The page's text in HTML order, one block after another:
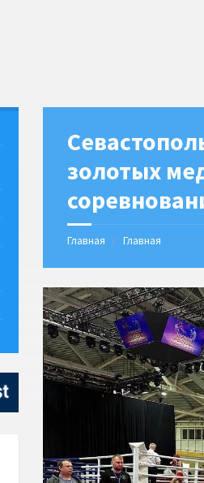
золотых
Главная Главная